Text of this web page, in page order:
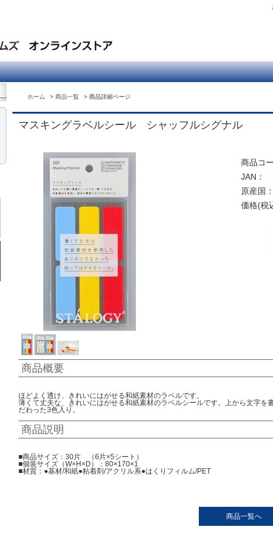
ホーム 商品一覧 商品詳細ページ
マスキングラベルシール シャッフルシグナル
商品コ
JAN：
原産国
価格(税
商品概要
ほどよく透け、きれいにはがせる和紙素材のラベルです。
薄くて丈夫な、きれいにはがせる和紙素材のラベルシールです。上から文字
だわった3色入り。
商品説明
■商品サイズ：30片 （6片×5シート）
■個装サイズ（W×H×D）：80×170×1
■材質：●基材/和紙●粘着剤/アクリル系●はくりフィルム/PET
商品一覧へ